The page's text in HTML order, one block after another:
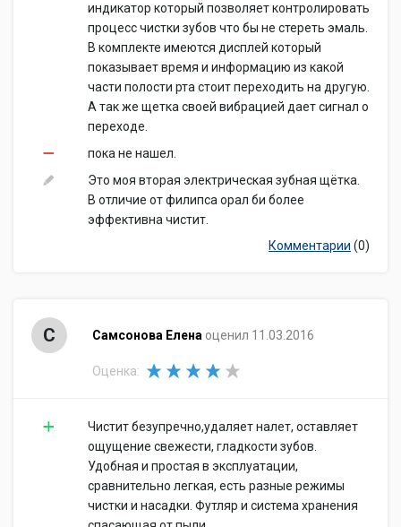
индикатор который позволяет контролировать
процесс чистки зубов что бы не стереть эмаль.
В комплекте имеются дисплей который
показывает время и информацию из какой
части полости рта стоит переходить на другую.
А так же щетка своей вибрацией дает сигнал о
переходе.
пока не нашел.
Это моя вторая электрическая зубная щётка.
В отличие от филипса орал би более
эффективна чистит.
Комментарии (0)
С Самсонова Елена оценил 11.03.2016
Оценка:
Чистит безупречно,удаляет налет, оставляет
ощущение свежести, гладкости зубов.
Удобная и простая в эксплуатации,
сравнительно легкая, есть разные режимы
чистки и насадки. Футляр и система хранения